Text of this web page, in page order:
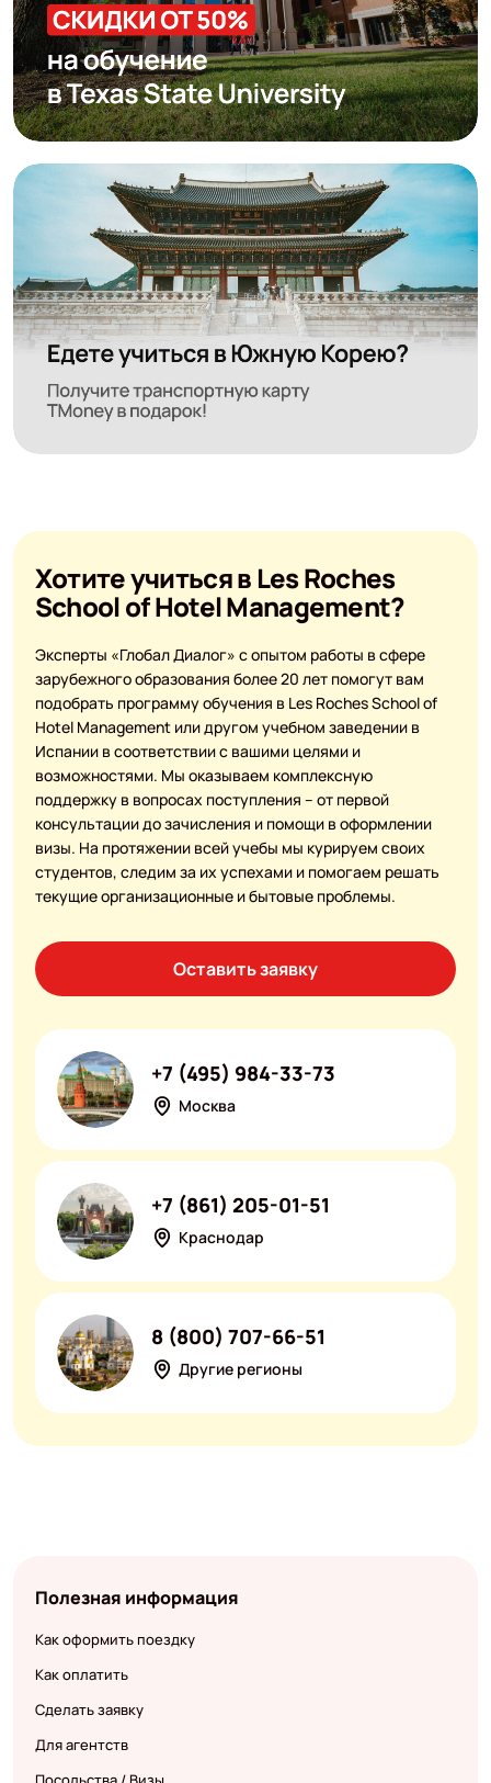
Хотите учиться в Les Roches
School of Hotel Management?
Эксперты «Глобал Диалог» с опытом работы в сфере
зарубежного образования более 20 лет помогут вам
подобрать программу обучения в Les Roches School of
Hotel Management или другом учебном заведении в
Испании в соответствии с вашими целями и
возможностями. Мы оказываем комплексную
поддержку в вопросах поступления – от первой
консультации до зачисления и помощи в оформлении
визы. На протяжении всей учебы мы курируем своих
студентов, следим за их успехами и помогаем решать
текущие организационные и бытовые проблемы.
Оставить заявку
Москва
+7 (495) 984-33-73
Краснодар
+7 (861) 205-01-51
Другие регионы
8 (800) 707-66-51
Полезная информация
Как оформить поездку
Как оплатить
Сделать заявку
Для агентств